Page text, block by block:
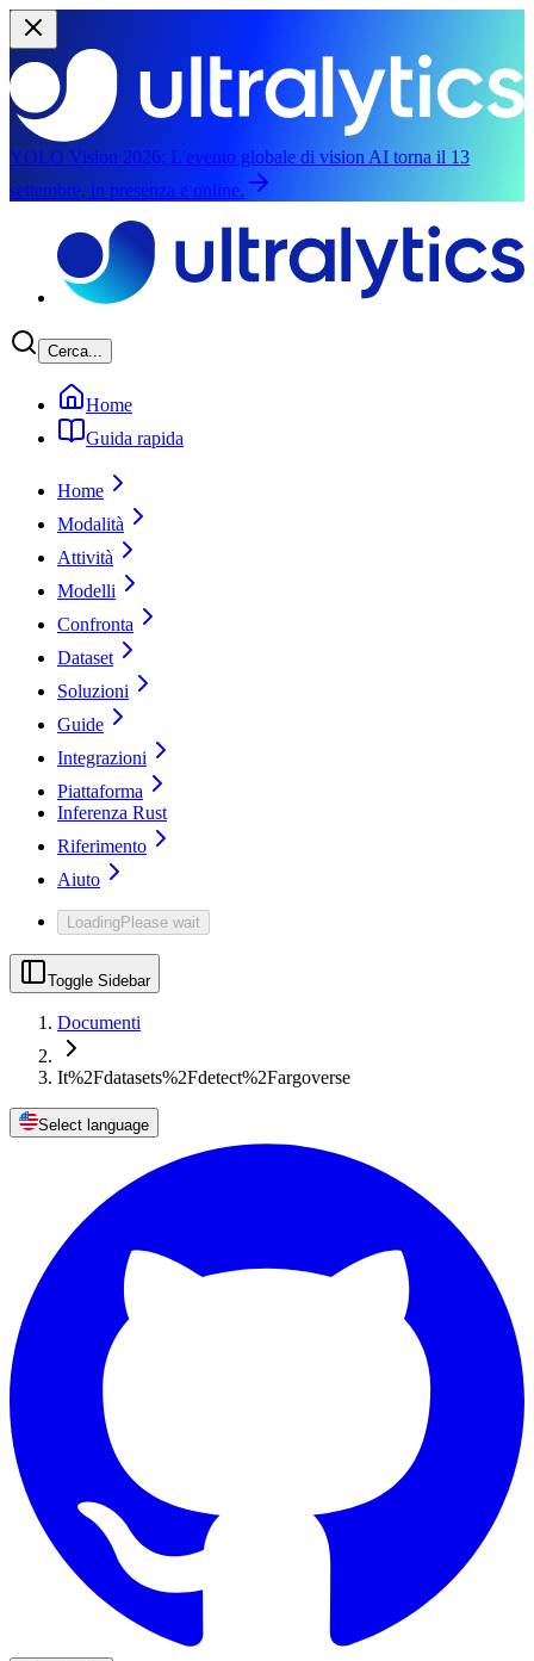
YOLO Vision 2026: L'evento globale di vision AI torna il 13
settembre, in presenza e online.
Cerca...
Home
Guida rapida
Home
Modalità
Attività
Modelli
Confronta
Dataset
Soluzioni
Guide
Integrazioni
Piattaforma
Inferenza Rust
Riferimento
Aiuto
LoadingPlease wait
Toggle Sidebar
Documenti
It%2Fdatasets%2Fdetect%2Fargoverse
Select language